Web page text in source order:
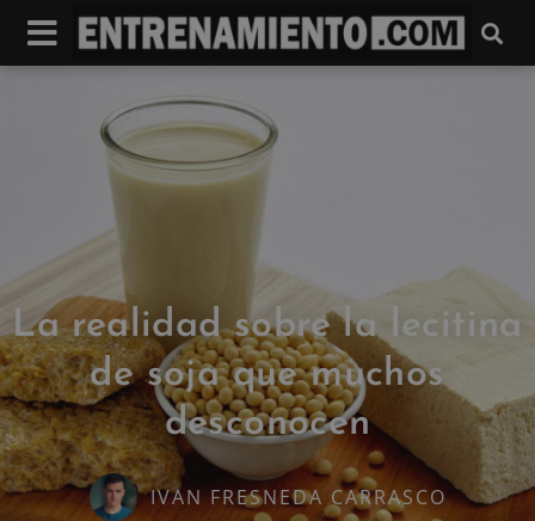
La realidad sobre la lecitina
de soja que muchos
desconocen
IVAN FRESNEDA CARRASCO